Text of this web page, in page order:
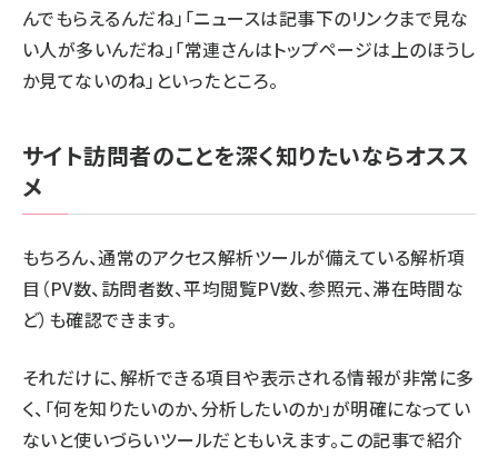
んでもらえるんだね」「ニュースは記事下のリンクまで見な
い人が多いんだね」「常連さんはトップページは上のほうし
か見てないのね」といったところ。
サイト訪問者のことを深く知りたいならオスス
メ
もちろん、通常のアクセス解析ツールが備えている解析項
目（PV数、訪問者数、平均閲覧PV数、参照元、滞在時間な
ど）も確認できます。
それだけに、解析できる項目や表示される情報が非常に多
く、「何を知りたいのか、分析したいのか」が明確になってい
ないと使いづらいツールだともいえます。この記事で紹介